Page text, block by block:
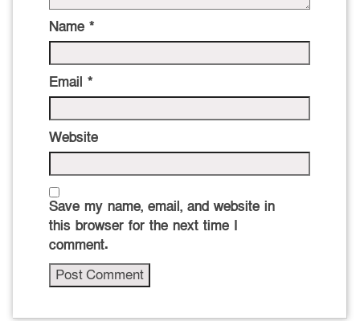
Name *
Email *
Website
Save my name, email, and website in
this browser for the next time I
comment.